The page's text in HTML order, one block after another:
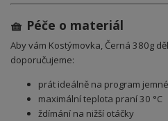
🧺 Péče o materiál
Aby vám Kostýmovka, Černá 380g
doporučujeme:
prát ideálně na program
maximální teplota praní 30 °C
ždímání na nižší otáčky